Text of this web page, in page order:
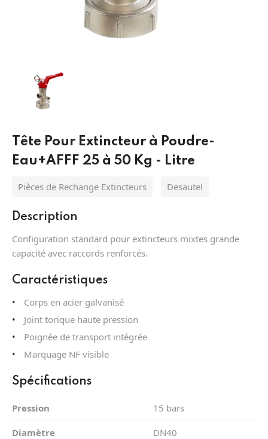
Protection des yeux MSA
Pièces de Rechange Extincteurs
Tuyaux incendie
Vetement sapeur pompier
Équipement de protection antichute
Appareils respiratoires filtrants MSA
Batteries et torche
Hydraulique
Désenfumage
Détection
Tête Pour Extincteur à Poudre-
Eau+AFFF 25 à 50 Kg - Litre
Pièces de Rechange Extincteurs Desautel
Description
Configuration standard pour extincteurs mixtes grande
capacité avec raccords renforcés.
Caractéristiques
Corps en acier galvanisé
Joint torique haute pression
Poignée de transport intégrée
Marquage NF visible
Spécifications
Pression 15 bars
Diamètre DN40